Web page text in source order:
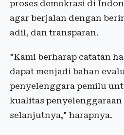
proses demokrasi di
agar berjalan dengan
adil, dan transparan.
"Kami berharap catatan
dapat menjadi bahan
penyelenggara pemilu
kualitas
selanjutnya," harapnya.